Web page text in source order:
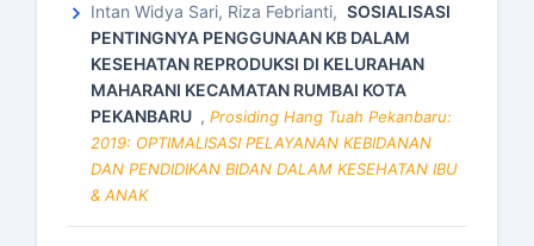
Intan Widya Sari, Riza Febrianti, SOSIALISASI
PENTINGNYA PENGGUNAAN KB DALAM
KESEHATAN REPRODUKSI DI KELURAHAN
MAHARANI KECAMATAN RUMBAI KOTA
PEKANBARU , Prosiding Hang Tuah Pekanbaru:
2019: OPTIMALISASI PELAYANAN KEBIDANAN
DAN PENDIDIKAN BIDAN DALAM KESEHATAN IBU
& ANAK